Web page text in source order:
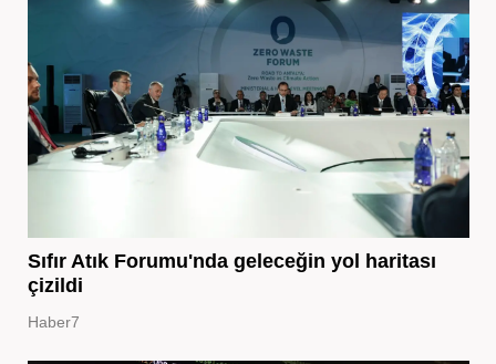
Sıfır Atık Forumu'nda geleceğin yol haritası
çizildi
Haber7